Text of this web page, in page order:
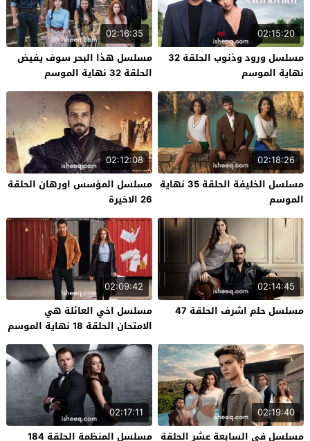
02:15:20
مسلسل ورود وذنوب الحلقة 32
نهاية الموسم
02:16:35
مسلسل هذا البحر سوف يفيض
الحلقة 32 نهاية الموسم
02:18:26
مسلسل الخليفة الحلقة 35 نهاية
الموسم
02:12:08
مسلسل المؤسس اورهان الحلقة
26 الاخيرة
02:14:45
مسلسل حلم اشرف الحلقة 47
02:09:42
مسلسل اخي العائلة هي
الامتحان الحلقة 18 نهاية الموسم
02:19:40
مسلسل في السابعة عشر الحلقة
02:17:11
مسلسل المنظمة الحلقة 184